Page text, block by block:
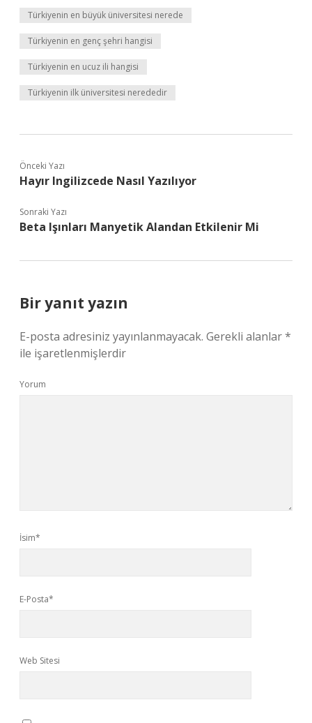
Türkiyenin en büyük üniversitesi nerede
Türkiyenin en genç şehri hangisi
Türkiyenin en ucuz ili hangisi
Türkiyenin ilk üniversitesi nerededir
Önceki Yazı
Hayır Ingilizcede Nasıl Yazılıyor
Sonraki Yazı
Beta Işınları Manyetik Alandan Etkilenir Mi
Bir yanıt yazın
E-posta adresiniz yayınlanmayacak. Gerekli alanlar*
ile işaretlenmişlerdir
Yorum
İsim*
E-Posta*
Web Sitesi